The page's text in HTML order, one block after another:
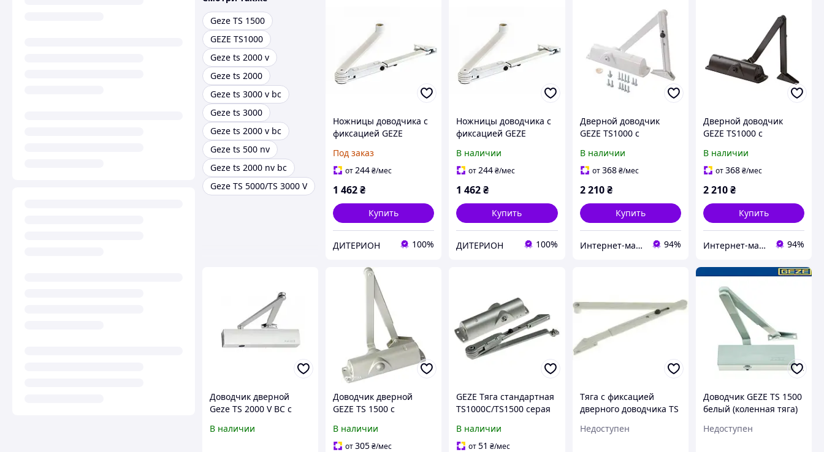
Geze TS 1500
GEZE TS1000
Geze ts 2000 v
Geze ts 2000
Geze ts 3000 v bc
Geze ts 3000
Geze ts 2000 v bc
Geze ts 500 nv
Geze ts 2000 nv bc
Geze TS 5000/TS 3000 V
Ножницы доводчика с
фиксацией GEZE
серебро
Под заказ
от244₴/мес
1 462₴
Купить
ДИТЕРИОН 100%
Ножницы доводчика с
фиксацией GEZE
белый
В наличии
от244₴/мес
1 462₴
Купить
ДИТЕРИОН 100%
Дверной доводчик
GEZE TS1000 с
В наличии
от368 ₴/мес
2 210 ₴
Купить
Интернет-магазин HOZ-DOM.COM.UA 94%
Дверной доводчик
GEZE TS1000 с
коричневый
В наличии
от368₴/мес
2 210₴
Купить
Интернет-магазин HOZ-DOM.COM.UA 94%
Доводчик дверной
Geze TS 2000 V BC c
В наличии
Доводчик дверной
GEZE TS 1500 с
В наличии
от305₴/мес
GEZE Tяга стандартная
TS1000C/TS1500 серая
В наличии
от51 ₴/мес
Тяга c фиксацией
дверного доводчика TS
Недоступен
Доводчик GEZE TS 1500
белый (коленная тяга)
Недоступен